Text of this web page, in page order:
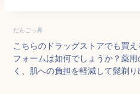
だんごっ鼻
こちらのドラッグストアでも買
フォームは如何でしょうか？薬
く、肌への負担を軽減して髭剃り